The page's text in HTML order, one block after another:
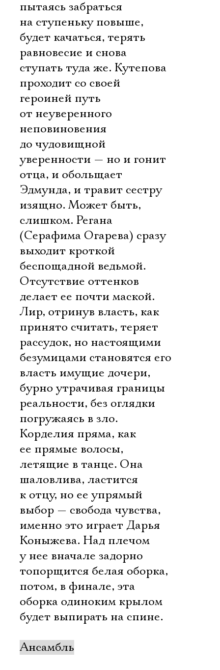
пытаясь забраться
на ступеньку повыше,
будет качаться, терять
равновесие и снова
ступать туда же. Кутепова
проходит со своей
героиней путь
от неуверенного
неповиновения
до чудовищной
уверенности — но и гонит
отца, и обольщает
Эдмунда, и травит сестру
изящно. Может быть,
слишком. Регана
(Серафима Огарева) сразу
выходит кроткой
беспощадной ведьмой.
Отсутствие оттенков
делает ее почти маской.
Лир, отринув власть, как
принято считать, теряет
рассудок, но настоящими
безумицами становятся его
власть имущие дочери,
бурно утрачивая границы
реальности, без оглядки
погружаясь в зло.
Корделия пряма, как
ее прямые волосы,
летящие в танце. Она
шаловлива, ластится
к отцу, но ее упрямый
выбор — свобода чувства,
именно это играет Дарья
Коныжева. Над плечом
у нее вначале задорно
топорщится белая оборка,
потом, в финале, эта
оборка одиноким крылом
будет выпирать на спине.
Ансамбль